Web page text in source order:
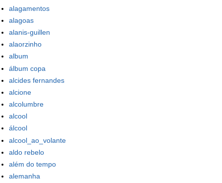
alagamentos
alagoas
alanis-guillen
alaorzinho
album
álbum copa
alcides fernandes
alcione
alcolumbre
alcool
álcool
alcool_ao_volante
aldo rebelo
além do tempo
alemanha